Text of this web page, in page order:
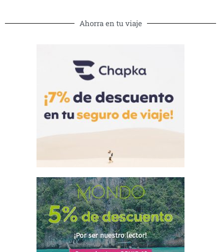
Ahorra en tu viaje